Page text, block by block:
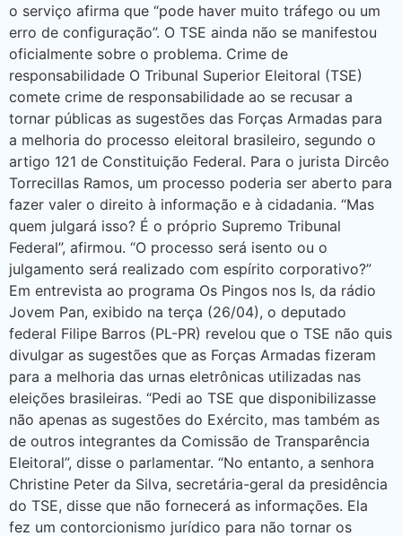
o serviço afirma que “pode haver muito tráfego ou um
erro de configuração”. O TSE ainda não se manifestou
oficialmente sobre o problema. Crime de
responsabilidade O Tribunal Superior Eleitoral (TSE)
comete crime de responsabilidade ao se recusar a
tornar públicas as sugestões das Forças Armadas para
a melhoria do processo eleitoral brasileiro, segundo o
artigo 121 de Constituição Federal. Para o jurista Dircêo
Torrecillas Ramos, um processo poderia ser aberto para
fazer valer o direito à informação e à cidadania. “Mas
quem julgará isso? É o próprio Supremo Tribunal
Federal”, afirmou. “O processo será isento ou o
julgamento será realizado com espírito corporativo?”
Em entrevista ao programa Os Pingos nos Is, da rádio
Jovem Pan, exibido na terça (26/04), o deputado
federal Filipe Barros (PL-PR) revelou que o TSE não quis
divulgar as sugestões que as Forças Armadas fizeram
para a melhoria das urnas eletrônicas utilizadas nas
eleições brasileiras. “Pedi ao TSE que disponibilizasse
não apenas as sugestões do Exército, mas também as
de outros integrantes da Comissão de Transparência
Eleitoral”, disse o parlamentar. “No entanto, a senhora
Christine Peter da Silva, secretária-geral da presidência
do TSE, disse que não fornecerá as informações. Ela
fez um contorcionismo jurídico para não tornar os